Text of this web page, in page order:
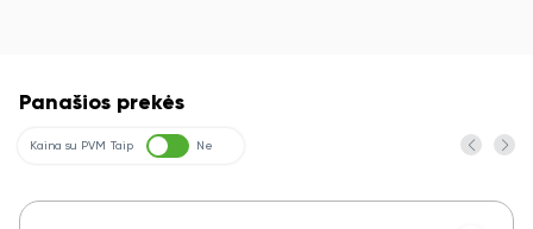
Panašios prekės
Kaina su PVM Taip Ne